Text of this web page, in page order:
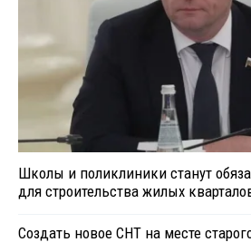
Школы и поликлиники станут
для строительства жилых
Создать новое СНТ на месте